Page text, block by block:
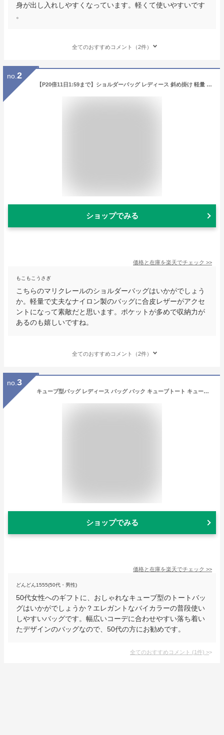
身が出し入れしやすくなっています。軽くて使いやすいです
。
全てのおすすめコメント（2件）
no. 2
【P20倍11日1:59まで】ショルダーバッグ レディース 斜め掛け 軽量 ナイロン 合皮 marie claire bis マリクレール ビス【軽い トラベル 旅行 ママバッグ ショルダー 小さめ 通勤バッグ バック ななめがけバッグ 斜めがけバッグ 大人 上品 小さい shoulderbag bag ladies】
ショップでみる
価格と在庫を楽天でチェック >>
もこもこうさぎ
こちらのマリクレールのショルダーバッグはいかがでしょう
か。軽量で丈夫なナイロン製のバッグに合皮レザーがアクセ
ントになって素敵だと思います。ポケットが多めで収納力が
あるのも嬉しいですね。
全てのおすすめコメント（2件）
no. 3
キューブ型バッグ レディース バッグ バック キューブトート キューブバッグ レディース 2way かばん カバン バケット エレガント バイカラー デイリーバッグ 収納力 かわいい おしゃれ きれいめ フォーマル 通勤 大人 鞄 通勤バッグ 軽い バケツ型 ハンドバッグ 小さめ
ショップでみる
価格と在庫を楽天でチェック >>
どんどん1555(50代・男性)
50代女性へのギフトに、おしゃれなキューブ型のトートバッ
グはいかがでしょうか？エレガントなバイカラーの普段使い
しやすいバッグです。幅広いコーデに合わせやすい落ち着い
たデザインのバッグなので、50代の方にお勧めです。
全てのおすすめコメント (1件) >